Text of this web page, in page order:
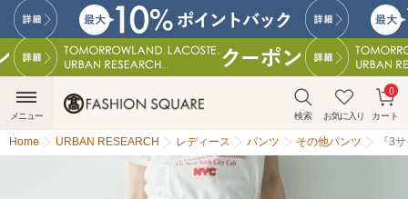
検索 お気に入り カート
0
メニュー
Home URBAN RESEARCH レディース パンツ その他パンツ 『3